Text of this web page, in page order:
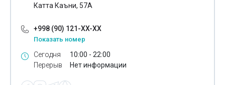
Катта Каъни, 57А
+998 (90) 121-XX-XX
Показать номер
Сегодня
Перерыв
10:00 - 22:00
Нет информации